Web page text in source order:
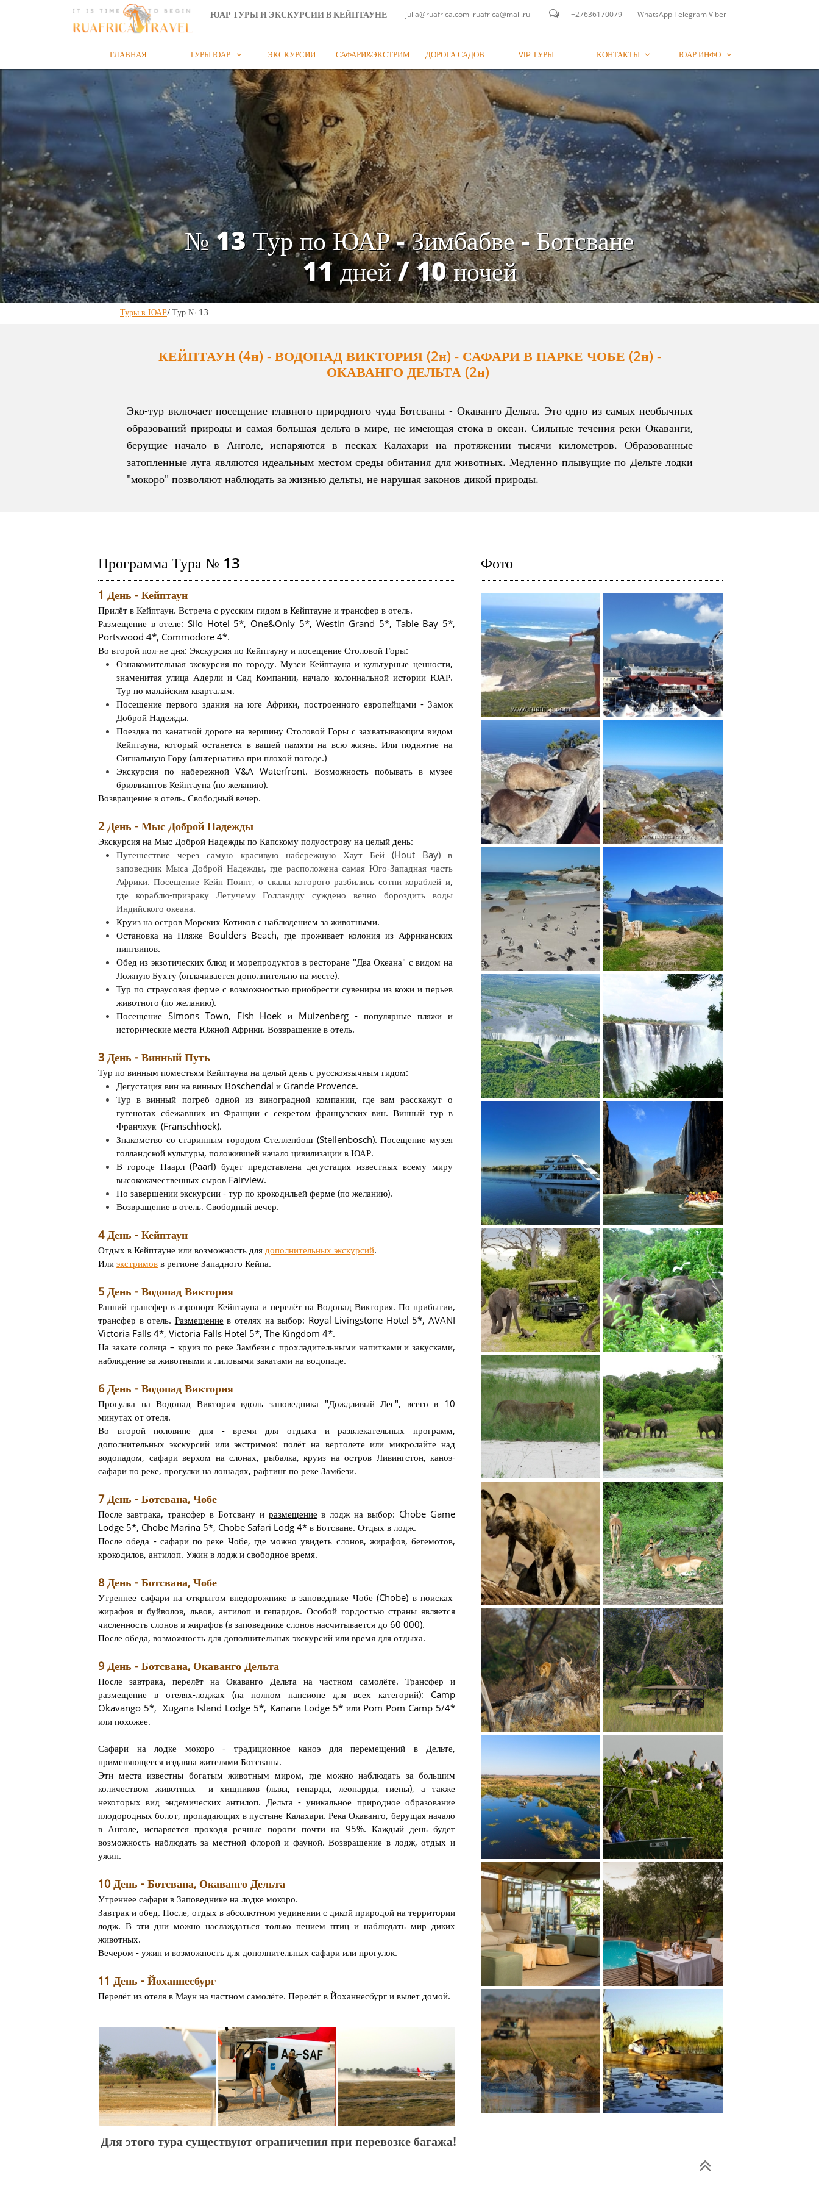
ЮАР ТУРЫ И ЭКСКУРСИИ В КЕЙПТАУНЕ julia@ruafrica.com ruafrica@mail.ru WhatsApp Telegram Viber
ГЛАВНАЯ ТУРЫ ЮАР  ЭКСКУРСИИ САФАРИ&ЭКСТРИМ ДОРОГА САДОВ VIP ТУРЫ КОНТАКТЫ  ЮАР ИНФО 
+27636170079

№ 13 Тур по ЮАР - Зимбабве - Ботсване
11 дней / 10 ночей
Туры в ЮАР/ Тур № 13
Эко-тур включает посещение главного природного чуда Ботсваны - Окаванго Дельта. Это одно из самых необычных
образований природы и самая большая дельта в мире, не имеющая стока в океан. Сильные течения реки Окаванги,
берущие начало в Анголе, испаряются в песках Калахари на протяжении тысячи километров. Образованные
затопленные луга являются идеальным местом среды обитания для животных. Медленно плывущие по Дельте лодки
"мокоро" позволяют наблюдать за жизнью дельты, не нарушая законов дикой природы.
КЕЙПТАУН (4н) - ВОДОПАД ВИКТОРИЯ (2н) - САФАРИ В ПАРКЕ ЧОБЕ (2н) -
ОКАВАНГО ДЕЛЬТА (2н)

Кейптаун. Мыс... Кейптаун, вид...
Дасси -... На Столовой Горе
Пингвины в... Панорамные...
Водопад... Водопад Виктория
Круиз по реке... экстримы на...
сафари на джипах Парк Чобе...
сафари в Парке... Слоны в Парке...
гиены в Парке... сафари в Парке...
Окаванго Дельта Окаанго Дельта
Окаванго Дельта Окаванго Дельта
Канана лодж Канана лодж
1 День - Кейптаун
Прилёт в Кейптаун. Встреча с русским гидом в Кейптауне и трансфер в отель.
Размещение в отеле: Silo Hotel 5*, One&Only 5*, Westin Grand 5*, Table Bay 5*,
Portswood 4*, Commodore 4*.
Во второй пол-не дня: Экскурсия по Кейптауну и посещение Столовой Горы:
Ознакомительная экскурсия по городу. Музеи Кейптауна и культурные ценности,
знаменитая улица Адерли и Сад Компании, начало колониальной истории ЮАР.
Тур по малайским кварталам.
Посещение первого здания на юге Африки, построенного европейцами - Замок
Доброй Надежды.
Поездка по канатной дороге на вершину Столовой Горы с захватывающим видом
Кейптауна, который останется в вашей памяти на всю жизнь. Или поднятие на
Сигнальную Гору (альтернатива при плохой погоде.)
Экскурсия по набережной V&A Waterfront. Возможность побывать в музее
бриллиантов Кейптауна (по желанию).
Возвращение в отель. Свободный вечер.
2 День - Мыс Доброй Надежды
Экскурсия на Мыс Доброй Надежды по Капскому полуострову на целый день:
Путешествие через самую красивую набережную Хаут Бей (Hout Bay) в
заповедник Мыса Доброй Надежды, где расположена самая Юго-Западная часть
Африки. Посещение Кейп Поинт, о скалы которого разбились сотни кораблей и,
где кораблю-призраку Летучему Голландцу суждено вечно бороздить воды
Индийского океана.
Круиз на остров Морских Котиков с наблюдением за животными.
Остановка на Пляже Boulders Beach, где проживает колония из Африканских
пингвинов.
Обед из экзотических блюд и морепродуктов в ресторане "Два Океана" с видом на
Ложную Бухту (оплачивается дополнительно на месте).
Тур по страусовая ферме с возможностью приобрести сувениры из кожи и перьев
животного (по желанию).
Посещение Simons Town, Fish Hoek и Muizenberg - популярные пляжи и
исторические места Южной Африки. Возвращение в отель.
3 День - Винный Путь
Тур по винным поместьям Кейптауна на целый день с русскоязычным гидом:
Дегустация вин на винных Boschendal и Grande Provence.
Тур в винный погреб одной из виноградной компании, где вам расскажут о
гугенотах сбежавших из Франции с секретом французских вин. Винный тур в
Франчхук (Franschhoek).
Знакомство со старинным городом Стелленбош (Stellenbosch). Посещение музея
голландской культуры, положившей начало цивилизации в ЮАР.
В городе Паарл (Paarl) будет представлена дегустация известных всему миру
высококачественных сыров Fairview.
По завершении экскурсии - тур по крокодильей ферме (по желанию).
Возвращение в отель. Свободный вечер.
4 День - Кейптаун
Отдых в Кейптауне или возможность для дополнительных экскурсий.
Или экстримов в регионе Западного Кейпа.
5 День - Водопад Виктория
Ранний трансфер в аэропорт Кейптауна и перелёт на Водопад Виктория. По прибытии,
трансфер в отель. Размещение в отелях на выбор: Royal Livingstone Hotel 5*, AVANI
Victoria Falls 4*, Victoria Falls Hotel 5*, The Kingdom 4*.
На закате солнца – круиз по реке Замбези с прохладительными напитками и закусками,
наблюдение за животными и лиловыми закатами на водопаде.
6 День - Водопад Виктория
Прогулка на Водопад Виктория вдоль заповедника "Дождливый Лес", всего в 10
минутах от отеля.
Во второй половине дня - время для отдыха и развлекательных программ,
дополнительных экскурсий или экстримов: полёт на вертолете или микролайте над
водопадом, сафари верхом на слонах, рыбалка, круиз на остров Ливингстон, каноэ-
сафари по реке, прогулки на лошадях, рафтинг по реке Замбези.
7 День - Ботсвана, Чобе
После завтрака, трансфер в Ботсвану и размещение в лодж на выбор: Chobe Game
Lodge 5*, Chobe Marina 5*, Chobe Safari Lodg 4* в Ботсване. Отдых в лодж.
После обеда - сафари по реке Чобе, где можно увидеть слонов, жирафов, бегемотов,
крокодилов, антилоп. Ужин в лодж и свободное время.
8 День - Ботсвана, Чобе
Утреннее сафари на открытом внедорожнике в заповеднике Чобе (Chobe) в поисках
жирафов и буйволов, львов, антилоп и гепардов. Особой гордостью страны является
численность слонов и жирафов (в заповеднике слонов насчитывается до 60 000).
После обеда, возможность для дополнительных экскурсий или время для отдыха.
9 День - Ботсвана, Окаванго Дельта
После завтрака, перелёт на Окаванго Дельта на частном самолёте. Трансфер и
размещение в отелях-лоджах (на полном пансионе для всех категорий): Camp
Okavango 5*, Xugana Island Lodge 5*, Kanana Lodge 5* или Pom Pom Camp 5/4*
или похожее.
Сафари на лодке мокоро - традиционное каноэ для перемещений в Дельте,
применяющееся издавна жителями Ботсваны.
Эти места известны богатым животным миром, где можно наблюдать за большим
количеством животных и хищников (львы, гепарды, леопарды, гиены), а также
некоторых вид эндемических антилоп. Дельта - уникальное природное образование
плодородных болот, пропадающих в пустыне Калахари. Река Окаванго, берущая начало
в Анголе, испаряется проходя речные пороги почти на 95%. Каждый день будет
возможность наблюдать за местной флорой и фауной. Возвращение в лодж, отдых и
ужин.
10 День - Ботсвана, Окаванго Дельта
Утреннее сафари в Заповеднике на лодке мокоро.
Завтрак и обед. После, отдых в абсолютном уединении с дикой природой на территории
лодж. В эти дни можно наслаждаться только пением птиц и наблюдать мир диких
животных.
Вечером - ужин и возможность для дополнительных сафари или прогулок.
11 День - Йоханнесбург
Перелёт из отеля в Маун на частном самолёте. Перелёт в Йоханнесбург и вылет домой.
Программа Тура № 13 Фото
Для этого тура существуют ограничения при перевозке багажа!